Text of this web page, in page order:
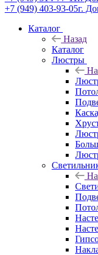
+7 (949) 403-93-05г.
Каталог
Назад
Каталог
Люстры